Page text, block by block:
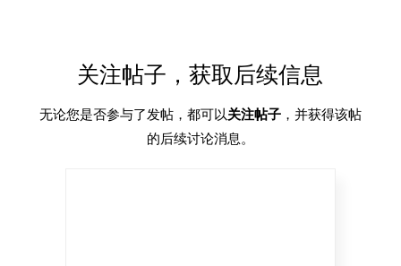
关注帖子，获取后续信息
无论您是否参与了发帖，都可以关注帖子，并获得该帖
的后续讨论消息。